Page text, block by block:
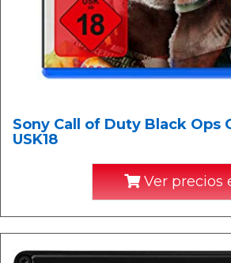
Sony Call of Duty Black Ops
USK18
Ver precios